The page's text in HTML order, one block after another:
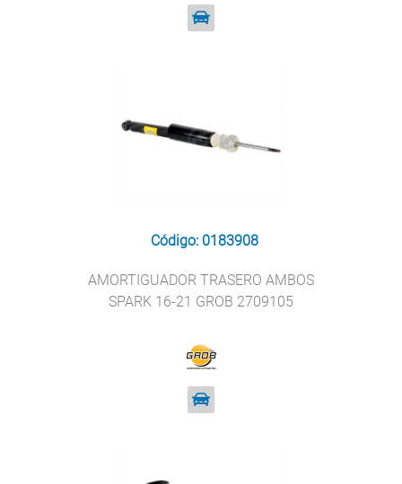
Código: 0183908
AMORTIGUADOR TRASERO AMBOS
SPARK 16-21 GROB 2709105